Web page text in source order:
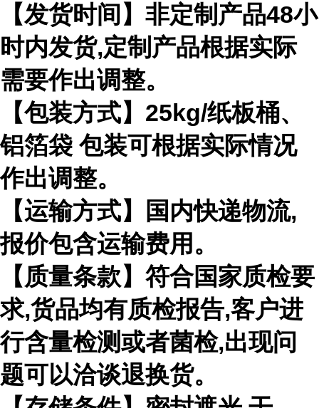
【发货时间】非定制产品48小
时内发货,定制产品根据实际
需要作出调整。
【包装方式】25kg/纸板桶、
铝箔袋 包装可根据实际情况
作出调整。
【运输方式】国内快递物流,
报价包含运输费用。
【质量条款】符合国家质检要
求,货品均有质检报告,客户进
行含量检测或者菌检,出现问
题可以洽谈退换货。